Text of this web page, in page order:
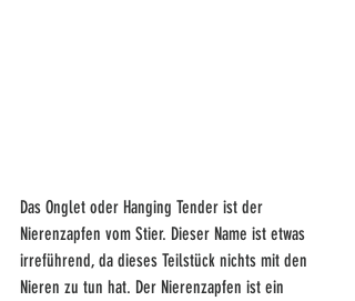
Das Onglet oder Hanging Tender ist der
Nierenzapfen vom Stier. Dieser Name ist etwas
irreführend, da dieses Teilstück nichts mit den
Nieren zu tun hat. Der Nierenzapfen ist ein